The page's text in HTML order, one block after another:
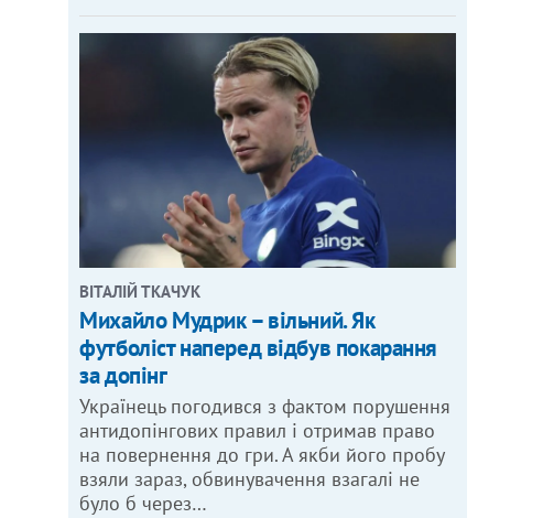
ВІТАЛІЙ ТКАЧУК
Михайло Мудрик – вільний. Як
футболіст наперед відбув покарання
за допінг
Українець погодився з фактом порушення
антидопінгових правил і отримав право
на повернення до гри. А якби його пробу
взяли зараз, обвинувачення взагалі не
було б через…